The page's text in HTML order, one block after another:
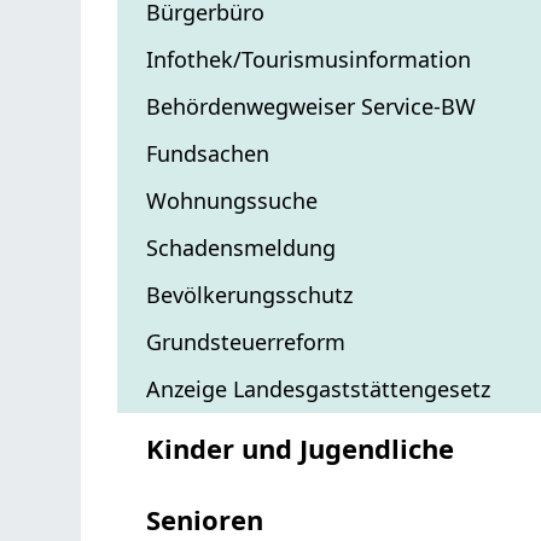
Bürgerbüro
Infothek/Tourismusinformation
Behördenwegweiser Service-BW
Fundsachen
Wohnungssuche
Schadensmeldung
Bevölkerungsschutz
Grundsteuerreform
Anzeige Landesgaststättengesetz
Kinder und Jugendliche
Senioren